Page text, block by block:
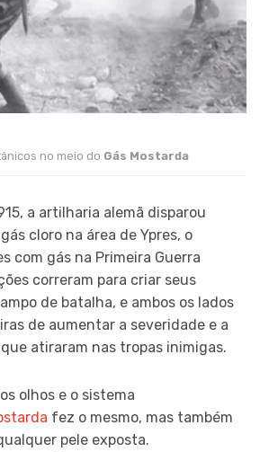
no meio do Gás Mostarda
a artilharia alemã disparou
cloro na área de Ypres, o
com gás na Primeira Guerra
correram para criar seus
de batalha, e ambos os lados
de aumentar a severidade e a
atiraram nas tropas inimigas.
olhos e o sistema
fez o mesmo, mas também
pele exposta.